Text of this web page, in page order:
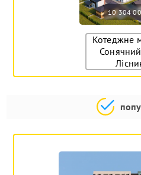
10 304
Котеджне